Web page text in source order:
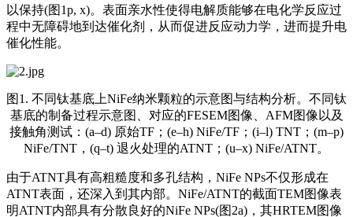
以保持(图1p, x)。表面亲水性使得电解质能够在电化学反应过
程中无障碍地到达催化剂，从而促进反应动力学，进而提升电
催化性能。
图1. 不同钛基底上NiFe纳米颗粒的示意图与结构分析。不同钛
基底的制备过程示意图、对应的FESEM图像、AFM图像以及
接触角测试：(a–d) 原始TF；(e–h) NiFe/TF；(i–l) TNT；(m–p)
NiFe/TNT，(q–t) 退火处理的ATNT；(u–x) NiFe/ATNT。
由于ATNT具有高粗糙度和多孔结构，NiFe NPs不仅形成在
ATNT表面，还深入到其内部。NiFe/ATNT的截面TEM图像表
明ATNT内部具有分散良好的NiFe NPs(图2a)，其HRTEM图像